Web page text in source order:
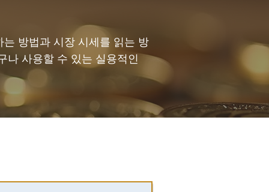
방법과 시장 시세를 읽는 방
나 사용할 수 있는 실용적인